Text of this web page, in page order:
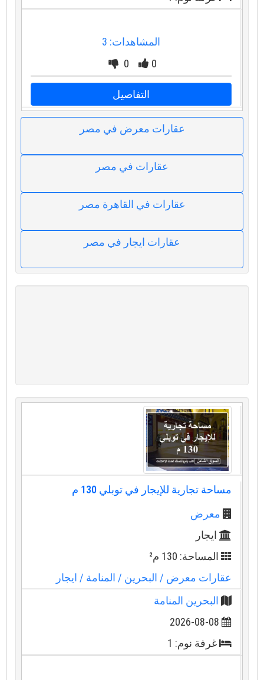
المشاهدات: 3
0
0
التفاصيل
عقارات معرض في مصر
عقارات في مصر
عقارات في القاهرة مصر
عقارات ايجار في مصر
مساحة تجارية للإيجار في توبلي 130 م
معرض
ايجار
المساحة: 130 م²
عقارات معرض / البحرين/ المنامة/ ايجار
البحرين المنامة
2026-08-08
غرفة نوم: 1